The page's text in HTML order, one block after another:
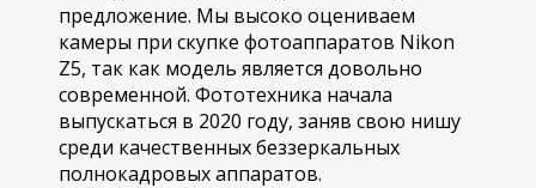
предложение. Мы высоко оцениваем
камеры при скупке фотоаппаратов Nikon
Z5, так как модель является довольно
современной. Фототехника начала
выпускаться в 2020 году, заняв свою нишу
среди качественных беззеркальных
полнокадровых аппаратов.